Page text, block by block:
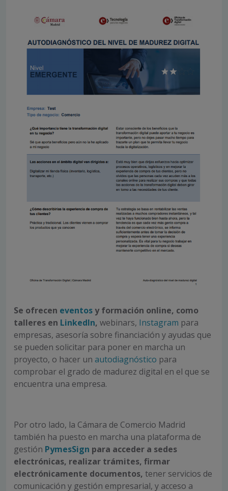
Se ofrecen eventosy formación online, como
talleres en LinkedIn, webinars, Instagram para
empresas, asesoría sobre financiación y ayudas que
se pueden solicitar para poner en marcha un
proyecto, o hacer un autodiagnóstico para
comprobar el grado de madurez digital en el que se
encuentra una empresa.
Por otro lado, la Cámara de Comercio Madrid
también ha puesto en marcha una plataforma de
gestión PymesSign para acceder a sedes
electrónicas, realizar trámites, firmar
electrónicamente documentos, tener servicios de
comunicación y gestión empresarial, y acceso a